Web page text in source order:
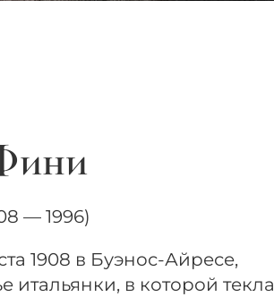
— 1996)
1908 в Буэнос-Айресе,
итальянки, в которой текла